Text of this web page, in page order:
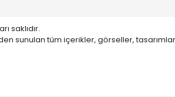
saklıdır.
sunulan tüm içerikler, görseller,